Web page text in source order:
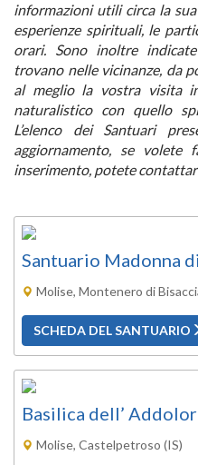
informazioni utili circa la
esperienze spirituali, le
orari. Sono inoltre
trovano nelle vicinanze, da
al meglio la vostra visita
naturalistico con quello
L’elenco dei Santuari
aggiornamento, se volete
inserimento, potete
Santuario Madonna
Molise, Montenero di
SCHEDA DEL SANTUARIO
Basilica dell’
Molise, Castelpetroso (IS)